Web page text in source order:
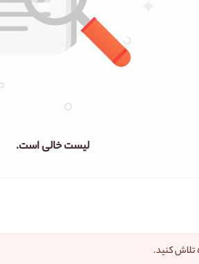
لیست خالی است.
تلاش کنید.